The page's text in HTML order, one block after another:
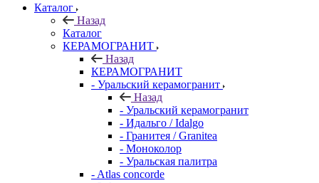
Каталог
Назад
Каталог
КЕРАМОГРАНИТ
Назад
КЕРАМОГРАНИТ
- Уральский керамогранит
Назад
- Уральский керамогранит
- Идальго / Idalgo
- Гранитея / Granitea
- Моноколор
- Уральская палитра
- Atlas concorde